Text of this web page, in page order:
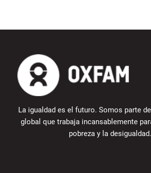
La igualdad es el futuro. Somos parte
global que trabaja incansablemente
pobreza y la desigualdad.